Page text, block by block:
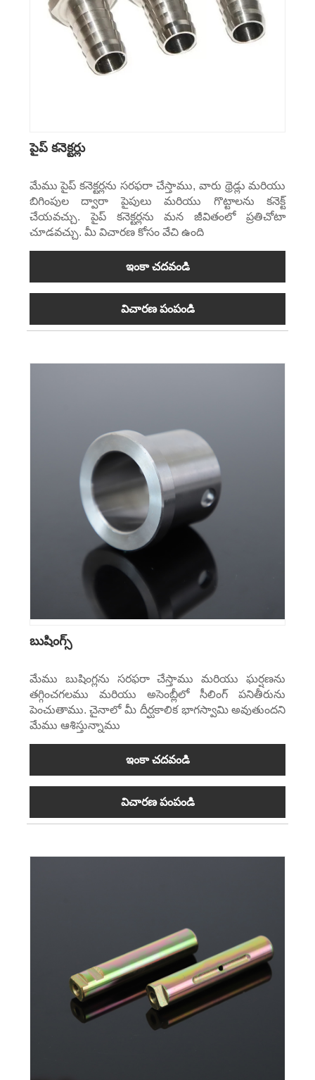
పైప్ కనెక్టర్లు
మేము పైప్ కనెక్టర్లను సరఫరా చేస్తాము, వారు థ్రెడ్లు మరియు
బిగింపుల ద్వారా పైపులు మరియు గొట్టాలను కనెక్ట్
చేయవచ్చు. పైప్ కనెక్టర్లను మన జీవితంలో ప్రతిచోటా
చూడవచ్చు. మీ విచారణ కోసం వేచి ఉంది
ఇంకా చదవండి
విచారణ పంపండి
బుషింగ్స్
మేము బుషింగ్లను సరఫరా చేస్తాము మరియు ఘర్షణను
తగ్గించగలము మరియు అసెంబ్లీలో సీలింగ్ పనితీరును
పెంచుతాము. చైనాలో మీ దీర్ఘకాలిక భాగస్వామి అవుతుందని
మేము ఆశిస్తున్నాము
ఇంకా చదవండి
విచారణ పంపండి